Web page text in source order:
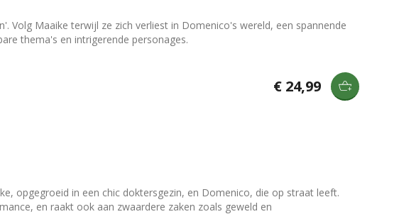
Volg Maaike terwijl ze zich verliest in Domenico's wereld, een spannende
thema's en intrigerende personages.
€ 24,99
opgegroeid in een chic doktersgezin, en Domenico, die op straat leeft.
en raakt ook aan zwaardere zaken zoals geweld en